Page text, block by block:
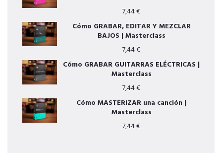
7,44€
Cómo GRABAR, EDITAR Y MEZCLAR
BAJOS | Masterclass
7,44€
Cómo GRABAR GUITARRAS ELÉCTRICAS |
Masterclass
7,44€
Cómo MASTERIZAR una canción |
Masterclass
7,44€